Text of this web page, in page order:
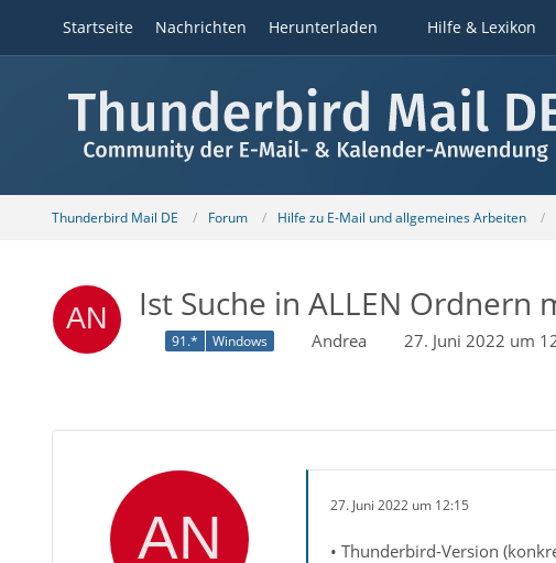
Startseite Nachrichten Herunterladen Hilfe & Lexikon
Thunderbird Mail DE Forum Hilfe zu E-Mail und allgemeines Arbeiten
Ist Suche in ALLEN Ordnern
91.* Windows Andrea 27. Juni 2022 um
27. Juni 2022 um 12:15
• Thunderbird-Version